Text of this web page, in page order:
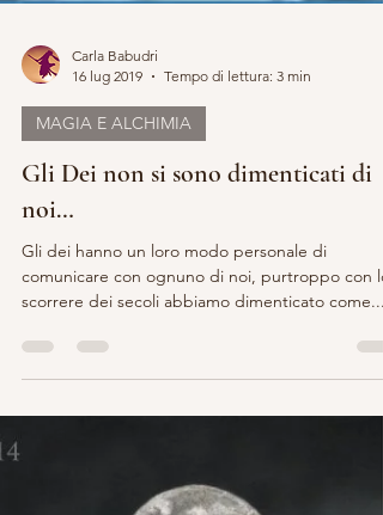
16 lug 2019
Tempo di lettura: 3 min
MAGIA E ALCHIMIA
Gli Dei non si sono dimenticati di
noi…
Gli dei hanno un loro modo personale di
scorrere dei secoli abbiamo dimenticato come...